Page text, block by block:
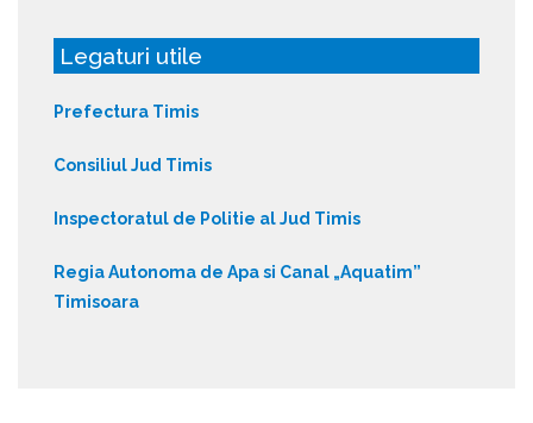
Legaturi utile
Prefectura Timis
Consiliul Jud Timis
Inspectoratul de Politie al Jud Timis
Regia Autonoma de Apa si Canal „Aquatim”
Timisoara